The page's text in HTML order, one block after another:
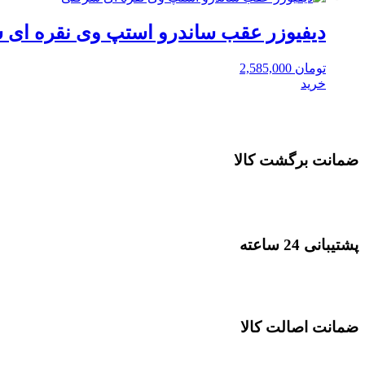
دیفیوزر عقب ساندرو استپ وی نقره
تومان
خرید
ضمانت برگشت کالا
پشتیبانی 24 ساعته
ضمانت اصالت کالا